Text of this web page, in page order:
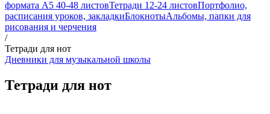
формата А5 40-48 листовТетради 12-24 листовПортфолио,
расписания уроков, закладкиБлокнотыАльбомы, папки для
рисования и черчения
/
Тетради для нот
Дневники для музыкальной школы
Тетради для нот